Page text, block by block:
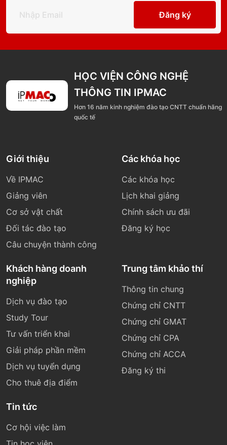
Đăng ký
HỌC VIỆN CÔNG NGHỆ
THÔNG TIN IPMAC
Hơn 16 năm kinh nghiệm đào tạo CNTT chuẩn hãng
quốc tế
Giới thiệu
Về IPMAC
Giảng viên
Cơ sở vật chất
Đối tác đào tạo
Câu chuyện thành công
Các khóa học
Các khóa học
Lịch khai giảng
Chính sách ưu đãi
Đăng ký học
Khách hàng doanh
nghiệp
Dịch vụ đào tạo
Study Tour
Tư vấn triển khai
Giải pháp phần mềm
Dịch vụ tuyển dụng
Cho thuê địa điểm
Trung tâm khảo thí
Thông tin chung
Chứng chỉ CNTT
Chứng chỉ GMAT
Chứng chỉ CPA
Chứng chỉ ACCA
Đăng ký thi
Tin tức
Cơ hội việc làm